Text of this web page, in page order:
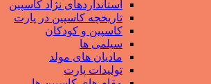
استانداردهای نژاد کاسپین
تاریخچه کاسپین در پارت
کاسپین و کودکان
سیلمی ها
مادیان های مولد
تولیدات پارت